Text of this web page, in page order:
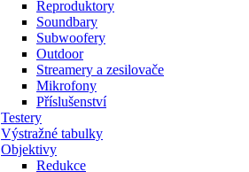
Reproduktory
Soundbary
Subwoofery
Outdoor
Streamery a zesilovače
Mikrofony
Příslušenství
Testery
Výstražné tabulky
Objektivy
Redukce